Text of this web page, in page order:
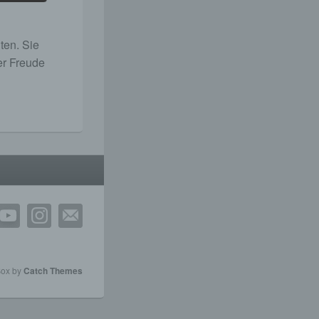
Sie
Freude
byCatch Themes